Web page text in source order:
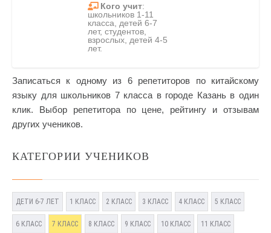
Кого учит:
школьников 1-11
класса, детей 6-7
лет, студентов,
взрослых, детей 4-5
лет.
Записаться к одному из 6 репетиторов по китайскому
языку для школьников 7 класса в городе Казань в один
клик. Выбор репетитора по цене, рейтингу и отзывам
других учеников.
КАТЕГОРИИ УЧЕНИКОВ
ДЕТИ 6-7 ЛЕТ 1 КЛАСС 2 КЛАСС 3 КЛАСС 4 КЛАСС 5 КЛАСС
6 КЛАСС 7 КЛАСС 8 КЛАСС 9 КЛАСС 10 КЛАСС 11 КЛАСС